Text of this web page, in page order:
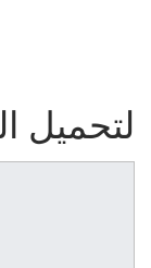
لتحميل